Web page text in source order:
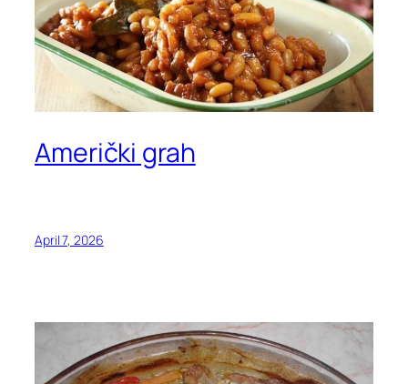
Američki grah
April 7, 2026